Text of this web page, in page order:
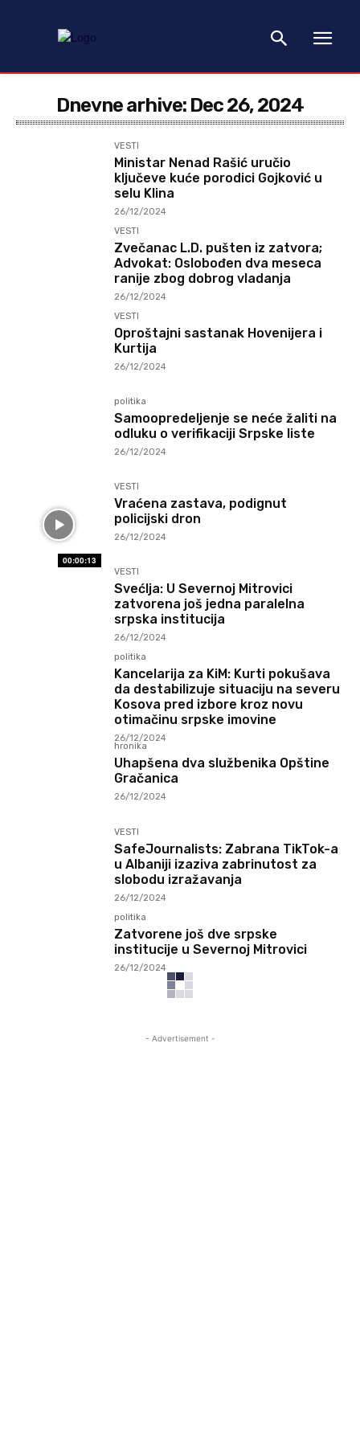
Dnevne arhive: Dec 26, 2024
VESTI
Ministar Nenad Rašić uručio
ključeve kuće porodici Gojković u
selu Klina
26/12/2024
VESTI
Zvečanac L.D. pušten iz zatvora;
Advokat: Oslobođen dva meseca
ranije zbog dobrog vladanja
26/12/2024
VESTI
Oproštajni sastanak Hovenijera i
Kurtija
26/12/2024
politika
Samoopredeljenje se neće žaliti na
odluku o verifikaciji Srpske liste
26/12/2024
00:00:13
VESTI
Vraćena zastava, podignut
policijski dron
26/12/2024
VESTI
Svećlja: U Severnoj Mitrovici
zatvorena još jedna paralelna
srpska institucija
26/12/2024
politika
Kancelarija za KiM: Kurti pokušava
da destabilizuje situaciju na severu
Kosova pred izbore kroz novu
otimačinu srpske imovine
26/12/2024
hronika
Uhapšena dva službenika Opštine
Gračanica
26/12/2024
VESTI
SafeJournalists: Zabrana TikTok-a
u Albaniji izaziva zabrinutost za
slobodu izražavanja
26/12/2024
politika
Zatvorene još dve srpske
institucije u Severnoj Mitrovici
26/12/2024
- Advertisement -